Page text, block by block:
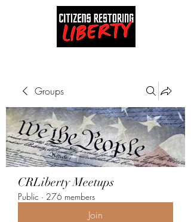
Groups
CRLiberty Meetups
Public · 276 members
Join